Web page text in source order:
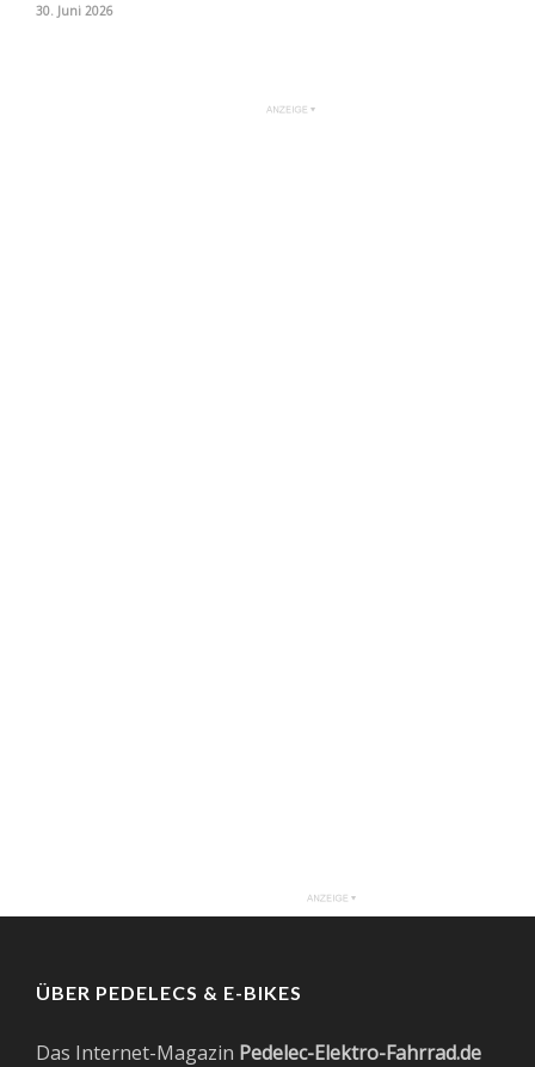
30. Juni 2026
ÜBER PEDELECS & E-BIKES
Das Internet-Magazin Pedelec-Elektro-Fahrrad.de